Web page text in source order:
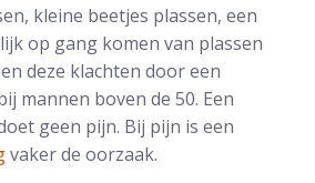
kleine beetjes plassen, een
op gang komen van plassen
deze klachten door een
mannen boven de 50. Een
geen pijn. Bij pijn is een
vaker de oorzaak.